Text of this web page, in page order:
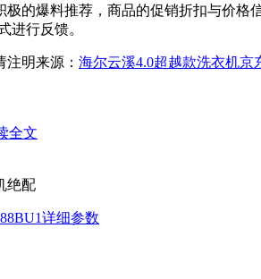
的爆料推荐，商品的促销折扣与价
进行反馈。
明来源： 海尔云溪4.0超越款洗衣机京
全文
绝配
详细参数